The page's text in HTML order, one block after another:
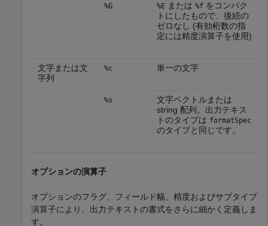
%G %Eまたは %fをコンパク
トにしたもので、後続の
ゼロなし (有効桁数の指
定には精度演算子を使用)
文字または文
字列
%c 単一の文字
%s
文字ベクトルまたは
string 配列。出力テキス
トのタイプは formatSpec
のタイプと同じです。
オプションの演算子
オプションのフラグ、フィールド幅、精度およびサブタイプ
演算子により、出力テキストの書式をさらに細かく定義しま
す。